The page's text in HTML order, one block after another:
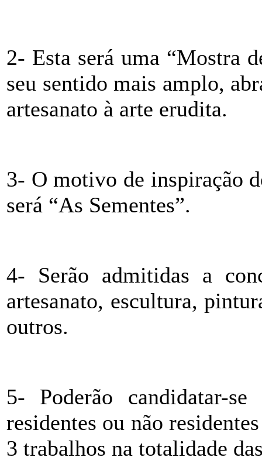
2- Esta será uma “Mostra
seu sentido mais amplo,
artesanato à arte erudita.
3- O motivo de inspiração
será “As Sementes”.
4- Serão admitidas a
artesanato, escultura,
outros.
5- Poderão candidatar-
residentes ou não
3 trabalhos na totalidade